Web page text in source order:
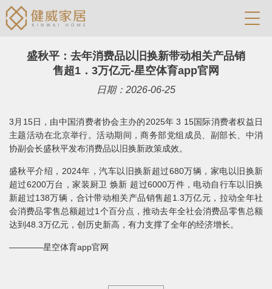
盛秋平：去年消费品以旧换新带动相关产品销
售超1．3万亿元-星空体育app官网
日期：2026-06-25
3月15日，由中国消费者协会主办的2025年 3 15国际消费者权益日
主题活动在北京举行。活动期间，商务部党组成员、副部长、中消
协副会长盛秋平发布消费品以旧换新政策成效。
盛秋平介绍，2024年，汽车以旧换新超过680万辆，家电以旧换新
超过6200万台，家装厨卫 焕新 超过6000万件，电动自行车以旧换
新超过138万辆，合计带动相关产品销售超1.3万亿元，拉动全年社
会消费品零售总额超过1个百分点，推动去年全社会消费品零售总额
达到48.3万亿元，创历史新高，有力支撑了全年的经济增长。
————星空体育app官网